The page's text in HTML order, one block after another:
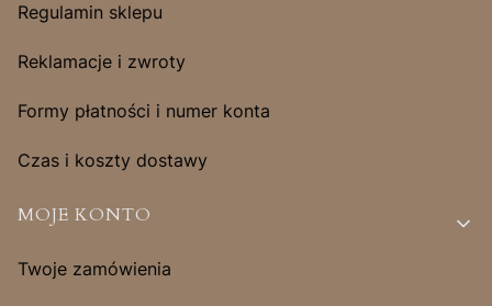
Regulamin sklepu
Reklamacje i zwroty
Formy płatności i numer konta
Czas i koszty dostawy
MOJE KONTO
Twoje zamówienia